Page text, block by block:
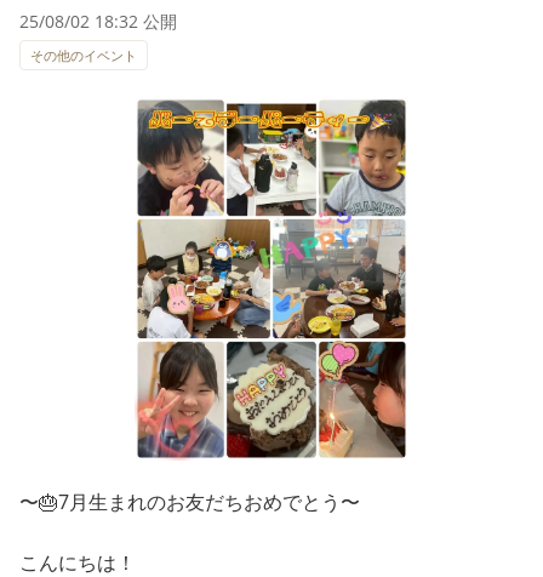
25/08/02 18:32 公開
その他のイベント
〜🎂7月生まれのお友だちおめでとう〜
こんにちは！